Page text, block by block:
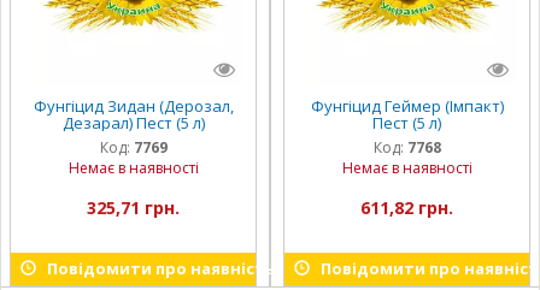
Фунгіцид Зидан (Дерозал,
Дезарал) Пест (5 л)
Код: 7769
Немає в наявності
325,71 грн.
Повідомити про наявність
Фунгіцид Геймер (Імпакт)
Пест (5 л)
Код: 7768
Немає в наявності
611,82 грн.
Повідомити про